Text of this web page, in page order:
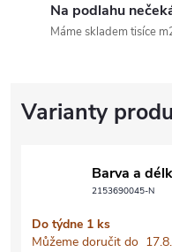
Na podlahu
Máme skladem tisíce
Barva a
2153690045-N
Do týdne 1 ks
Můžeme doručit do